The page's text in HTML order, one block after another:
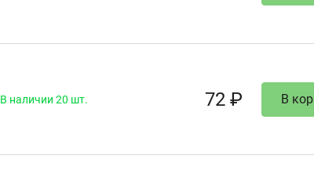
В наличии 20 шт. 72 ₽ В